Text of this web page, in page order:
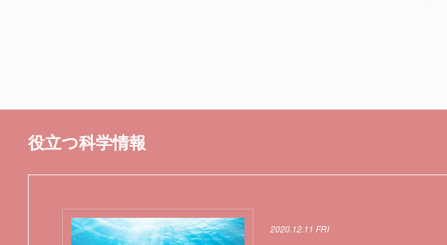
役立つ科学情報
2020.12.11 FRI